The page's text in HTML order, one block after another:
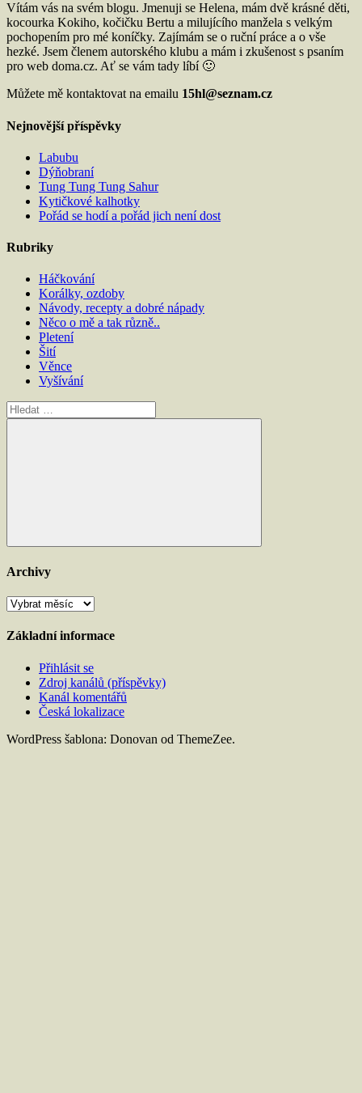
Vítám vás na svém blogu. Jmenuji se Helena, mám dvě krásné děti,
kocourka Kokiho, kočičku Bertu a milujícího manžela s velkým
pochopením pro mé koníčky. Zajímám se o ruční práce a o vše
hezké. Jsem členem autorského klubu a mám i zkušenost s psaním
pro web doma.cz. Ať se vám tady líbí 🙂
Můžete mě kontaktovat na emailu 15hl@seznam.cz
Nejnovější příspěvky
Labubu
Dýňobraní
Tung Tung Tung Sahur
Kytičkové kalhotky
Pořád se hodí a pořád jich není dost
Rubriky
Háčkování
Korálky, ozdoby
Návody, recepty a dobré nápady
Něco o mě a tak různě..
Pletení
Šití
Věnce
Vyšívání
Hledat:
Hledat
Archivy
Archivy
Základní informace
Přihlásit se
Zdroj kanálů (příspěvky)
Kanál komentářů
Česká lokalizace
WordPress šablona: Donovan od ThemeZee.